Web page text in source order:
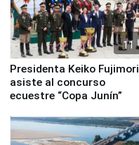
11
Presidenta Keiko Fujimori
asiste al concurso
ecuestre “Copa Junín”